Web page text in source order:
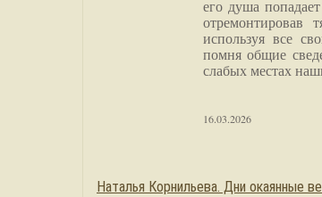
его душа
используя все
помня общие
слабых местах
16.03.2026
Наталья Корнильева. Дни окаянные